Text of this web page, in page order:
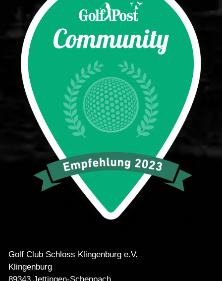
Golf Club Schloss Klingenburg e.V.
Klingenburg